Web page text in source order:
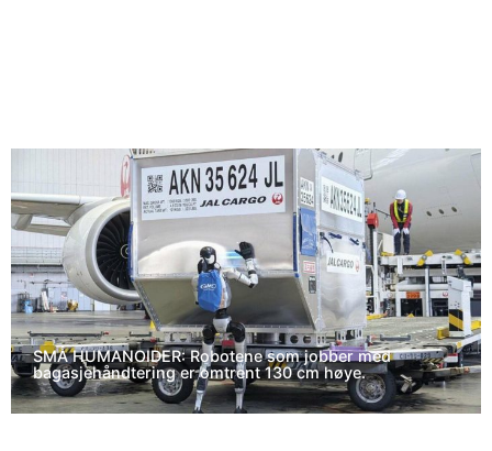
SMÅ HUMANOIDER: Robotene som jobber med
bagasjehåndtering er omtrent 130 cm høye.